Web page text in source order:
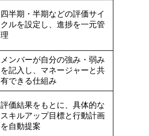
四半期・半期などの評価サイ
クルを設定し、進捗を一元管
理
メンバーが自分の強み・弱み
を記入し、マネージャーと共
有できる仕組み
評価結果をもとに、具体的な
スキルアップ目標と行動計画
を自動提案